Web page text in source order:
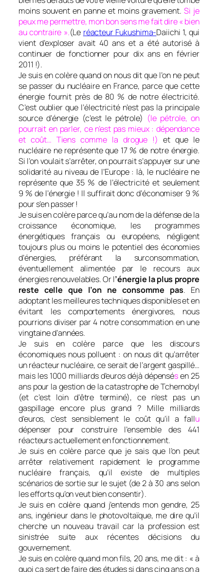
moins souvent en panne et moins gravement.Si je
peux me permettre, mon bon sens me fait dire « bien
au contraire ».(Le réacteur Fukushima-Daiichi 1, qui
vient d’exploser avait 40 ans et a été autorisé à
continuer de fonctionner pour dix ans en février
2011 !).
Je suis en colère quand on nous dit que l’on ne peut
se passer du nucléaire en France, parce que cette
énergie fournit près de 80 % de notre électricité.
C’est oublier que l’électricité n’est pas la principale
source d’énergie (c’est le pétrole) (le pétrole, on
pourrait en parler, ce n’est pas mieux : dépendance
et coût… Tiens comme la drogue !)et que le
nucléaire ne représente que 17 % de notre énergie.
Si l’on voulait s’arrêter, on pourrait s’appuyer sur une
solidarité au niveau de l’Europe : là, le nucléaire ne
représente que 35 % de l’électricité et seulement
9 % de l’énergie ! Il suffirait donc d’économiser 9 %
pour s’en passer !
Je suis en colère parce qu’au nom de la défense de la
croissance économique, les programmes
énergétiques français ou européens, négligent
toujours plus ou moins le potentiel des économies
d’énergies, préférant la surconsommation,
éventuellement alimentée par le recours aux
énergies renouvelables. Or l’énergie la plus propre
reste celle que l’on ne consomme pas. En
adoptant les meilleures techniques disponibles et en
évitant les comportements énergivores, nous
pourrions diviser par 4 notre consommation en une
vingtaine d’années.
Je suis en colère parce que les discours
économiques nous polluent : on nous dit qu’arrêter
un réacteur nucléaire, ce serait de l’argent gaspillé…
mais les 1000 milliards d’euros déjà dépensésen 25
ans pour la gestion de la catastrophe de Tchernobyl
(et c’est loin d’être terminé), ce n’est pas un
gaspillage encore plus grand ? Mille milliards
d’euros, c’est sensiblement le coût qu’il a fallu
dépenser pour construire l’ensemble des 441
réacteurs actuellement en fonctionnement.
Je suis en colère parce que je sais que l’on peut
arrêter relativement rapidement le programme
nucléaire français, qu’il existe de multiples
scénarios de sortie sur le sujet (de 2 à 30 ans selon
les efforts qu’on veut bien consentir).
Je suis en colère quand j’entends mon gendre, 25
ans, ingénieur dans le photovoltaïque, me dire qu’il
cherche un nouveau travail car la profession est
sinistrée suite aux récentes décisions du
gouvernement.
Je suis en colère quand mon fils, 20 ans, me dit : « à
quoi ça sert de faire des études si dans cinq ans on a